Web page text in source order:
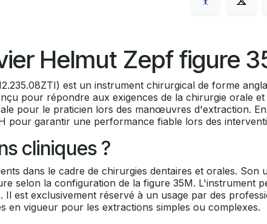
Helmut Zepf figure
est un instrument chirurgical de forme
pour répondre aux exigences de la chirurgie orale
pour le praticien lors des manœuvres d'extraction.
pour garantir une performance fiable lors des
cliniques ?
dans le cadre de chirurgies dentaires et orales.
selon la configuration de la figure 35M. L'instrument
est exclusivement réservé à un usage par des
en vigueur pour les extractions simples ou complexes.